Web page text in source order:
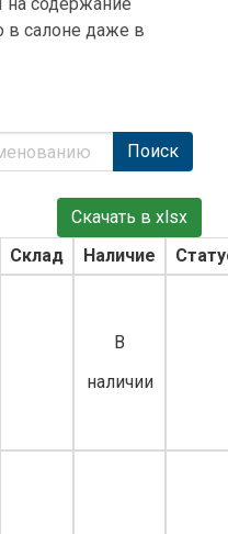
в салоне даже в
Поиск
Скачать в xlsx
Склад Наличие
В
наличии